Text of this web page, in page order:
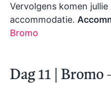
Vervolgens komen jullie
accommodatie.
Bromo
Dag 11 |